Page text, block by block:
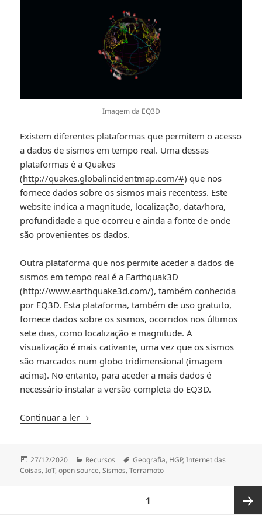
Imagem da EQ3D
Existem diferentes plataformas que permitem o acesso
a dados de sismos em tempo real. Uma dessas
plataformas é a Quakes
(http://quakes.globalincidentmap.com/#) que nos
fornece dados sobre os sismos mais recentess. Este
website indica a magnitude, localização, data/hora,
profundidade a que ocorreu e ainda a fonte de onde
são provenientes os dados.
Outra plataforma que nos permite aceder a dados de
sismos em tempo real é a Earthquak3D
(http://www.earthquake3d.com/), também conhecida
por EQ3D. Esta plataforma, também de uso gratuito,
fornece dados sobre os sismos, ocorridos nos últimos
sete dias, como localização e magnitude. A
visualização é mais cativante, uma vez que os sismos
são marcados num globo tridimensional (imagem
acima). No entanto, para aceder a mais dados é
necessário instalar a versão completa do EQ3D.
Continuar a ler Sismos em tempo real
Publicado
a
27/12/2020 Categorias
Recursos Etiquetas
Geografia, HGP,Internet das
Coisas,IoT,open source,Sismos,Terramoto
1